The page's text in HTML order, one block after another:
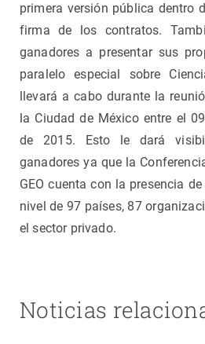
primera versión pública dentro
firma de los contratos.
ganadores a presentar sus
paralelo especial sobre
llevará a cabo durante la
la Ciudad de México entre el
de 2015. Esto le dará
ganadores ya que la
GEO cuenta con la presencia
nivel de 97 países, 87
el sector privado.
Noticias